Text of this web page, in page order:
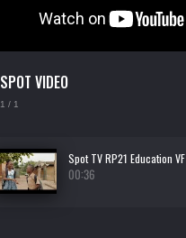
SPOT VIDEO
1 / 1
Spot TV RP21 Education VF
00:36